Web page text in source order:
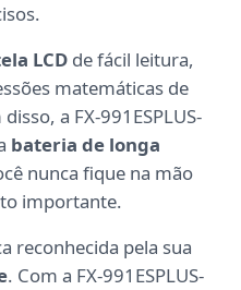
LCD de fácil leitura,
matemáticas de
a FX-991ESPLUS-
bateria de longa
nunca fique na mão
importante.
reconhecida pela sua
. Com a FX-991ESPLUS-